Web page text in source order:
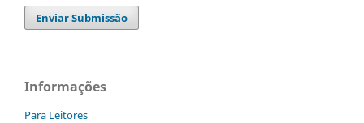
Enviar Submissão
Informações
Para Leitores